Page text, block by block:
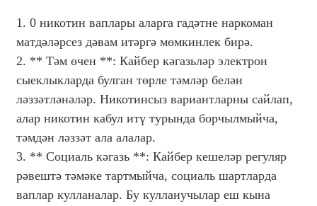
1. 0 никотин ваплары аларга гадәтне наркоман
матдәләрсез дәвам итәргә мөмкинлек бирә.
2. ** Тәм өчен **: Кайбер кәгазьләр электрон
сыеклыкларда булган төрле тәмләр белән
ләззәтләнәләр. Никотинсыз вариантларны сайлап,
алар никотин кабул итү турында борчылмыйча,
тәмдән ләззәт ала алалар.
3. ** Социаль кәгазь **: Кайбер кешеләр регуляр
рәвештә тәмәке тартмыйча, социаль шартларда
ваплар кулланалар. Бу кулланучылар еш кына